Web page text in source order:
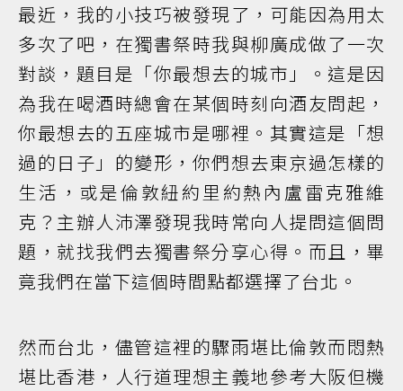
最近，我的小技巧被發現了，可能因為用太
多次了吧，在獨書祭時我與柳廣成做了一次
對談，題目是「你最想去的城市」。這是因
為我在喝酒時總會在某個時刻向酒友問起，
你最想去的五座城市是哪裡。其實這是「想
過的日子」的變形，你們想去東京過怎樣的
生活，或是倫敦紐約里約熱內盧雷克雅維
克？主辦人沛澤發現我時常向人提問這個問
題，就找我們去獨書祭分享心得。而且，畢
竟我們在當下這個時間點都選擇了台北。
然而台北，儘管這裡的驟雨堪比倫敦而悶熱
堪比香港，人行道理想主義地參考大阪但機